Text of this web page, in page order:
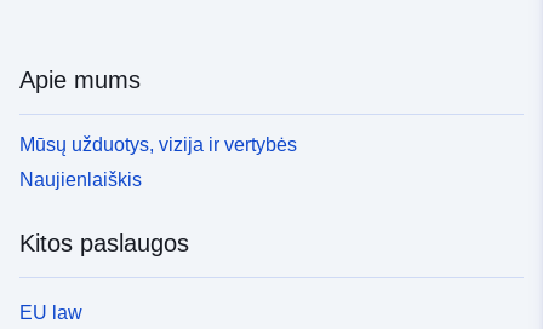
Apie mums
Mūsų užduotys, vizija ir vertybės
Naujienlaiškis
Kitos paslaugos
EU law